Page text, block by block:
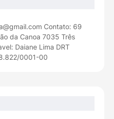
Contato: 69
da Canoa 7035 Três
Daiane Lima DRT
0001-00